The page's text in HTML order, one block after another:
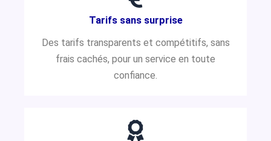
Tarifs sans surprise
Des tarifs transparents et compétitifs, sans
frais cachés, pour un service en toute
confiance.